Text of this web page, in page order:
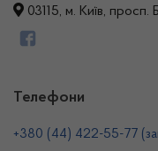
03115, м. Київ,
Телефони
+380 (44) 422-55-77